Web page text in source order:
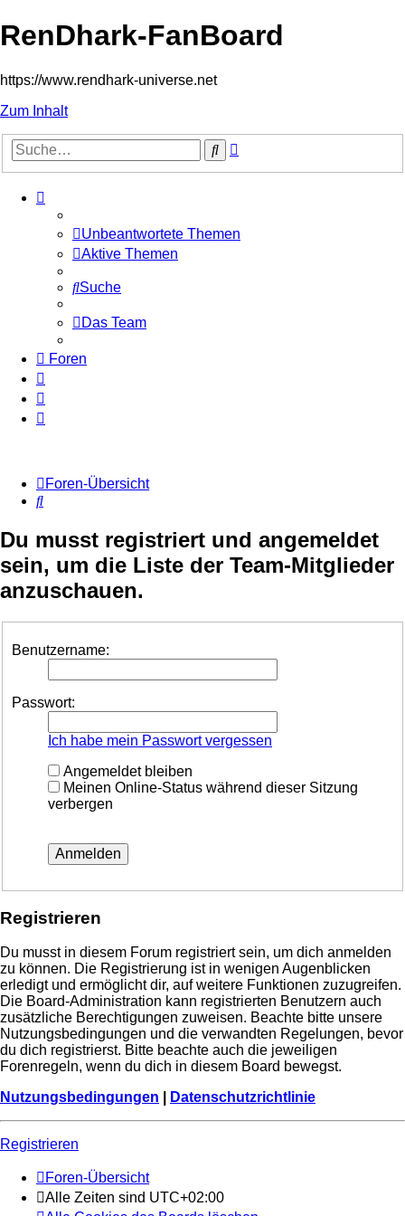
RenDhark-FanBoard
https://www.rendhark-universe.net
Zum Inhalt
Suche
Unbeantwortete Themen
Aktive Themen
Suche
Das Team
Foren
Foren-Übersicht
Suche
Du musst registriert und angemeldet
sein, um die Liste der Team-Mitglieder
anzuschauen.
Benutzername:
Passwort:
Ich habe mein Passwort vergessen
Angemeldet bleiben
Meinen Online-Status während dieser Sitzung
verbergen
Registrieren
Du musst in diesem Forum registriert sein, um dich anmelden
zu können. Die Registrierung ist in wenigen Augenblicken
erledigt und ermöglicht dir, auf weitere Funktionen zuzugreifen.
Die Board-Administration kann registrierten Benutzern auch
zusätzliche Berechtigungen zuweisen. Beachte bitte unsere
Nutzungsbedingungen und die verwandten Regelungen, bevor
du dich registrierst. Bitte beachte auch die jeweiligen
Forenregeln, wenn du dich in diesem Board bewegst.
Nutzungsbedingungen
Datenschutzrichtlinie
Registrieren
Foren-Übersicht
Alle Zeiten sind UTC+02:00